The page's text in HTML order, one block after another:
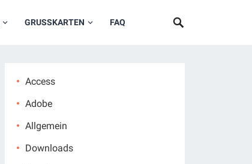
GRUSSKARTEN FAQ
Access
Adobe
Allgemein
Downloads